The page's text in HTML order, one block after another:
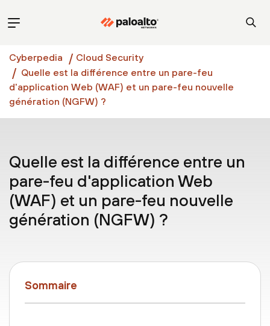
Cyberpedia
Cloud Security
Quelle est la différence entre un pare-feu
d'application Web (WAF) et un pare-feu nouvelle
génération (NGFW) ?
Quelle est la différence entre un
pare-feu d'application Web
(WAF) et un pare-feu nouvelle
génération (NGFW) ?
Sommaire